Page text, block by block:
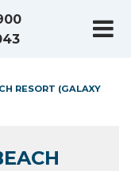
RESORT (GALAXY